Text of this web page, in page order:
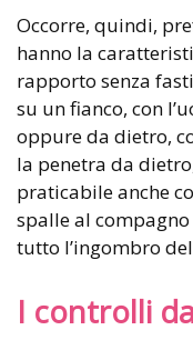
Occorre, quindi,
hanno la
rapporto senza
su un fianco, con
oppure da dietro,
la penetra da
praticabile anche
spalle al
tutto l’ingombro
I controlli